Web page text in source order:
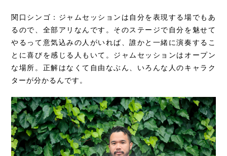
関口シンゴ：ジャムセッションは自分を表現する場でもあ
るので、全部アリなんです。そのステージで自分を魅せて
やるって意気込みの人がいれば、誰かと一緒に演奏するこ
とに喜びを感じる人もいて。ジャムセッションはオープン
な場所。正解はなくて自由なぶん、いろんな人のキャラク
ターが分かるんです。